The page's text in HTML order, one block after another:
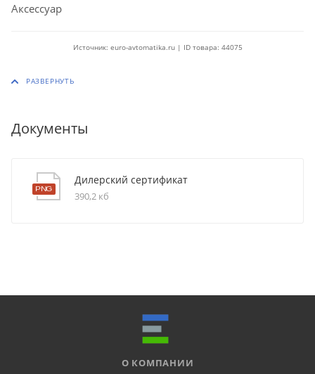
Аксессуар
Источник: euro-avtomatika.ru | ID товара: 44075
Документы
Дилерский сертификат
390,2 кб
О КОМПАНИИ